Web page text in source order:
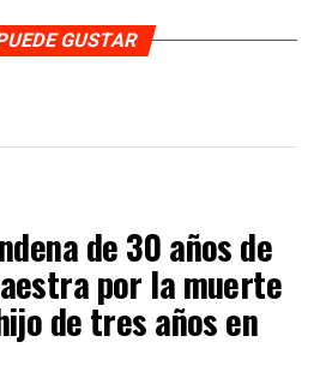
GUSTAR
de 30 años de
por la muerte
de tres años en